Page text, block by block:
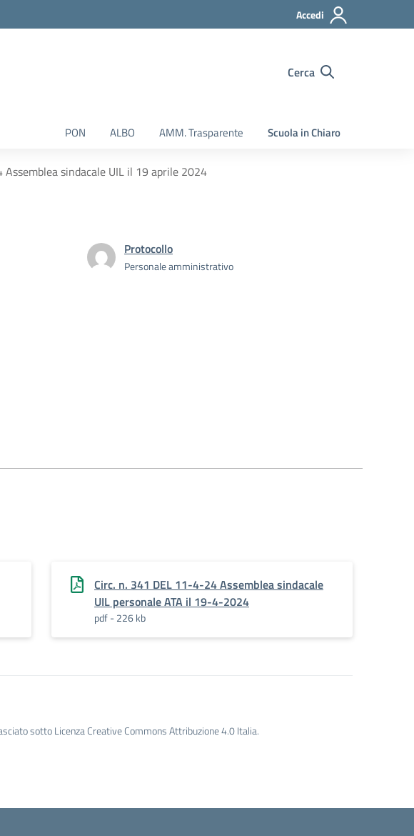
Accedi
Cerca
PON ALBO AMM. Trasparente Scuola in Chiaro
sindacale UIL il 19 aprile 2024
Protocollo
Personale amministrativo
Circ. n. 341 DEL 11-4-24 Assemblea sindacale
UIL personale ATA il 19-4-2024
pdf - 226 kb
sotto Licenza Creative Commons Attribuzione 4.0 Italia.